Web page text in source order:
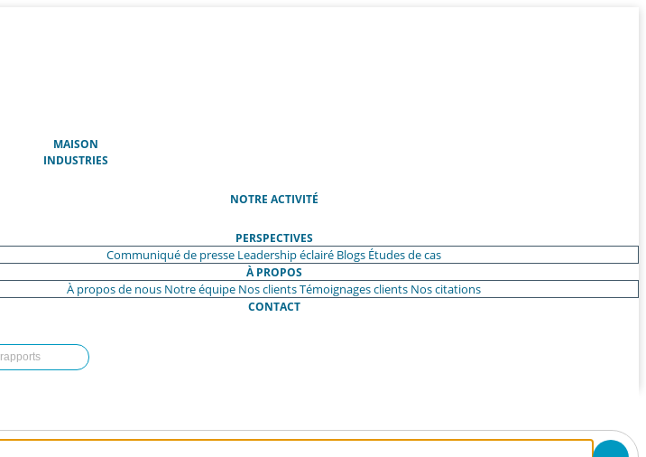
MAISON(ACTUEL)
INDUSTRIES
NOTRE ACTIVITÉ
PERSPECTIVES
Communiqué de presse Leadership éclairé Blogs Études de cas
À PROPOS
À propos de nous Notre équipe Nos clientsTémoignages clients Nos citations
CONTACT